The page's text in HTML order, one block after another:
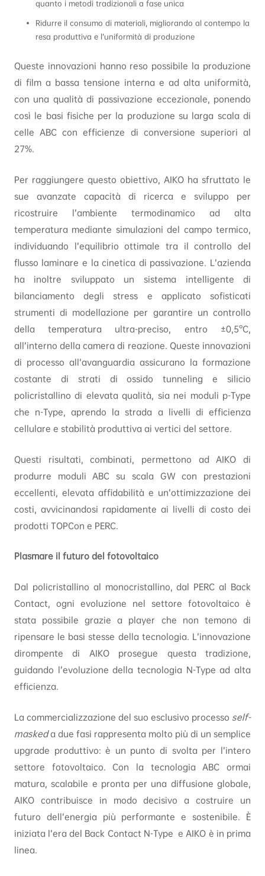
quanto i metodi tradizionali a fase unica
Ridurre il consumo di materiali, migliorando al contempo la
resa produttiva e l’uniformità di produzione
Queste innovazioni hanno reso possibile la produzione
di film a bassa tensione interna e ad alta uniformità,
con una qualità di passivazione eccezionale, ponendo
così le basi fisiche per la produzione su larga scala di
celle ABC con efficienze di conversione superiori al
27%.
Per raggiungere questo obiettivo, AIKO ha sfruttato le
sue avanzate capacità di ricerca e sviluppo per
ricostruire l’ambiente termodinamico ad alta
temperatura mediante simulazioni del campo termico,
individuando l’equilibrio ottimale tra il controllo del
flusso laminare e la cinetica di passivazione. L’azienda
ha inoltre sviluppato un sistema intelligente di
bilanciamento degli stress e applicato sofisticati
strumenti di modellazione per garantire un controllo
della temperatura ultra-preciso, entro ±0,5°C,
all’interno della camera di reazione. Queste innovazioni
di processo all’avanguardia assicurano la formazione
costante di strati di ossido tunneling e silicio
policristallino di elevata qualità, sia nei moduli p-Type
che n-Type, aprendo la strada a livelli di efficienza
cellulare e stabilità produttiva ai vertici del settore.
Questi risultati, combinati, permettono ad AIKO di
produrre moduli ABC su scala GW con prestazioni
eccellenti, elevata affidabilità e un’ottimizzazione dei
costi, avvicinandosi rapidamente ai livelli di costo dei
prodotti TOPCon e PERC.
Plasmare il futuro del fotovoltaico
Dal policristallino al monocristallino, dal PERC al Back
Contact, ogni evoluzione nel settore fotovoltaico è
stata possibile grazie a player che non temono di
ripensare le basi stesse della tecnologia. L’innovazione
dirompente di AIKO prosegue questa tradizione,
guidando l’evoluzione della tecnologia N-Type ad alta
efficienza.
La commercializzazione del suo esclusivo processo self-
maskeda due fasi rappresenta molto più di un semplice
upgrade produttivo: è un punto di svolta per l’intero
settore fotovoltaico. Con la tecnologia ABC ormai
matura, scalabile e pronta per una diffusione globale,
AIKO contribuisce in modo decisivo a costruire un
futuro dell’energia più performante e sostenibile. È
iniziata l’era del Back Contact N-Type e AIKO è in prima
linea.